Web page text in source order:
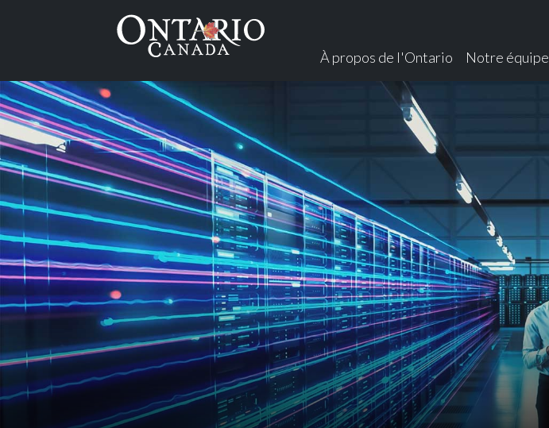
À propos de l'Ontario
Notre équipe